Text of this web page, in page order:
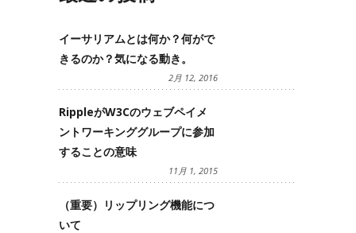
イーサリアムとは何か？何がで
きるのか？気になる動き。
2月 12, 2016
RippleがW3Cのウェブペイメ
ントワーキンググループに参加
することの意味
11月 1, 2015
（重要）リップリング機能につ
いて